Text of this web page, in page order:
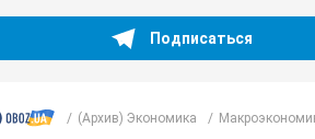
Подписаться
(Архив) Экономика